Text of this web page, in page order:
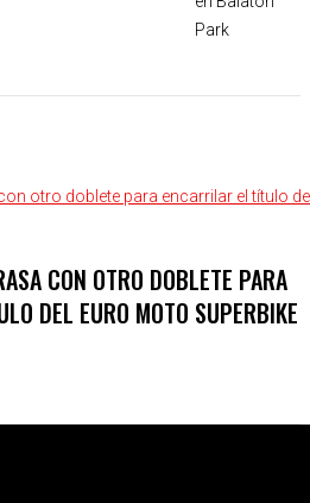
CON OTRO DOBLETE PARA
DEL EURO MOTO SUPERBIKE